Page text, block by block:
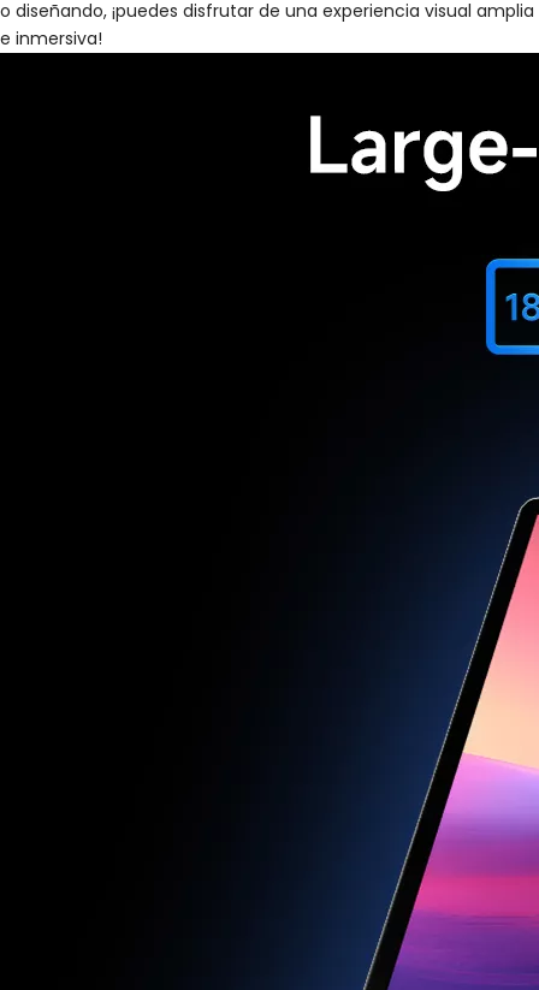
o diseñando, ¡puedes disfrutar de una experiencia visual amplia
e inmersiva!